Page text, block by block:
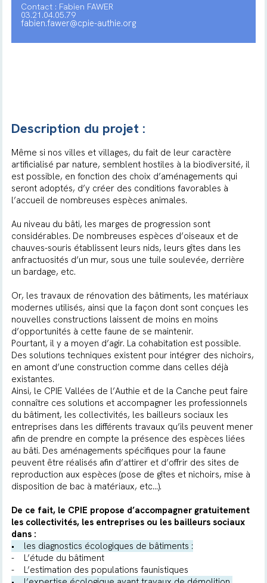
Contact : Fabien FAWER
03.21.04.05.79
fabien.fawer@cpie-authie.org
Description du projet :
Même si nos villes et villages, du fait de leur caractère
artificialisé par nature, semblent hostiles à la biodiversité, il
est possible, en fonction des choix d’aménagements qui
seront adoptés, d’y créer des conditions favorables à
l’accueil de nombreuses espèces animales.
Au niveau du bâti, les marges de progression sont
considérables. De nombreuses espèces d’oiseaux et de
chauves-souris établissent leurs nids, leurs gîtes dans les
anfractuosités d’un mur, sous une tuile soulevée, derrière
un bardage, etc.
Or, les travaux de rénovation des bâtiments, les matériaux
modernes utilisés, ainsi que la façon dont sont conçues les
nouvelles constructions laissent de moins en moins
d’opportunités à cette faune de se maintenir.
Pourtant, il y a moyen d’agir. La cohabitation est possible.
Des solutions techniques existent pour intégrer des nichoirs,
en amont d’une construction comme dans celles déjà
existantes.
Ainsi, le CPIE Vallées de l’Authie et de la Canche peut faire
connaître ces solutions et accompagner les professionnels
du bâtiment, les collectivités, les bailleurs sociaux les
entreprises dans les différents travaux qu’ils peuvent mener
afin de prendre en compte la présence des espèces liées
au bâti. Des aménagements spécifiques pour la faune
peuvent être réalisés afin d’attirer et d’offrir des sites de
reproduction aux espèces (pose de gîtes et nichoirs, mise à
disposition de bac à matériaux, etc…).
De ce fait, le CPIE propose d’accompagner gratuitement
les collectivités, les entreprises ou les bailleurs sociaux
dans :
• les diagnostics écologiques de bâtiments :
- L’étude du bâtiment
- L’estimation des populations faunistiques